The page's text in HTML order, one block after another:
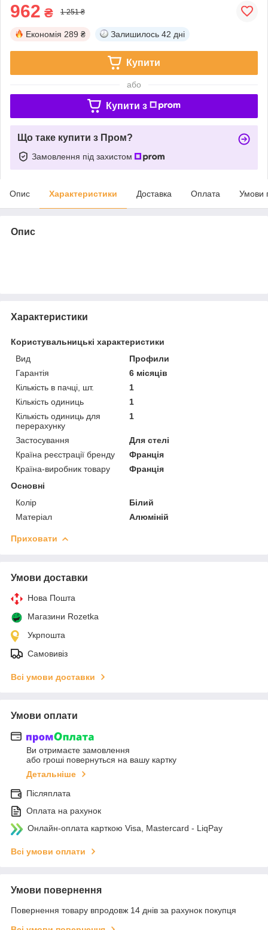
962 ₴ 1 251 ₴
Економія 289 ₴ Залишилось 42 дні
Купити
або
Купити з
Що таке купити з Пром?
Замовлення під захистом
Опис Характеристики Доставка Оплата Умови
Опис
Характеристики
Користувальницькі характеристики
Вид
Профили
Гарантія
6 місяців
Кількість в пачці, шт.
1
Кількість одиниць
1
Кількість одиниць для
перерахунку
1
Застосування
Для стелі
Країна реєстрації бренду
Франція
Країна-виробник товару
Франція
Основні
Колір
Білий
Матеріал
Алюміній
Приховати
Умови доставки
Нова Пошта
Магазини Rozetka
Укрпошта
Самовивіз
Всі умови доставки
Умови оплати
Ви отримаєте замовлення
або гроші повернуться на вашу картку
Детальніше
Післяплата
Оплата на рахунок
Онлайн-оплата карткою Visa, Mastercard - LiqPay
Всі умови оплати
Умови повернення
Повернення товару впродовж 14 днів за рахунок покупця